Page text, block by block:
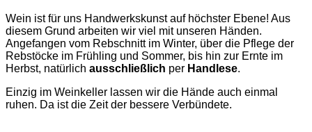
Wein ist für uns Handwerkskunst auf höchster Ebene! Aus
diesem Grund arbeiten wir viel mit unseren Händen.
Angefangen vom Rebschnitt im Winter, über die Pflege der
Rebstöcke im Frühling und Sommer, bis hin zur Ernte im
Herbst, natürlich ausschließlich per Handlese.
Einzig im Weinkeller lassen wir die Hände auch einmal
ruhen. Da ist die Zeit der bessere Verbündete.